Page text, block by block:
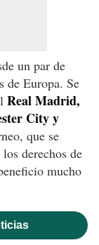
un par de
de Europa. Se
Real Madrid,
City y
que se
derechos de
mucho